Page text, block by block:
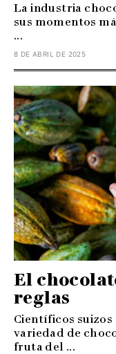
La industria
sus momentos
...
8 DE ABRIL DE 2025
El
reglas
Científicos
variedad de
fruta del ...